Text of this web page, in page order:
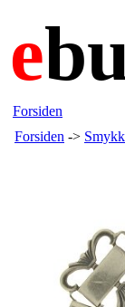
e
Forsiden
Forsiden ->